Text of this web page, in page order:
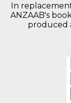
In
ANZAAB's
produced